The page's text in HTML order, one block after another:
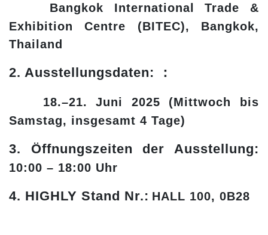
Bangkok International Trade &
Exhibition Centre (BITEC), Bangkok,
Thailand
2. Ausstellungsdaten: ：
18.–21. Juni 2025 (Mittwoch bis
Samstag, insgesamt 4 Tage)
3. Öffnungszeiten der Ausstellung:
10:00 – 18:00 Uhr
4. HIGHLY Stand Nr.: HALL 100, 0B28